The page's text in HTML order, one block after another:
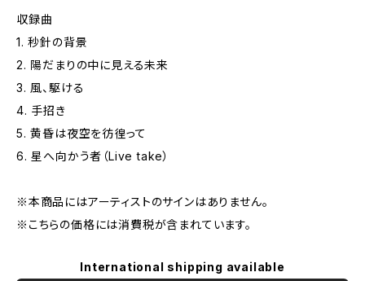
収録曲
1. 秒針の背景
2. 陽だまりの中に見える未来
3. 風、駆ける
4. 手招き
5. 黄昏は夜空を彷徨って
6. 星へ向かう者（Live take）
※本商品にはアーティストのサインはありません。
※こちらの価格には消費税が含まれています。
International shipping available